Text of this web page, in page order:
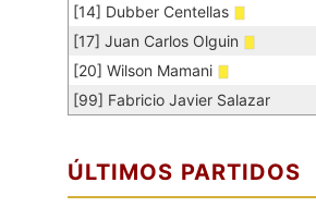
[14] Dubber Centellas
[17] Juan Carlos Olguin
[20] Wilson Mamani
[99] Fabricio Javier Salazar
ÚLTIMOS PARTIDOS